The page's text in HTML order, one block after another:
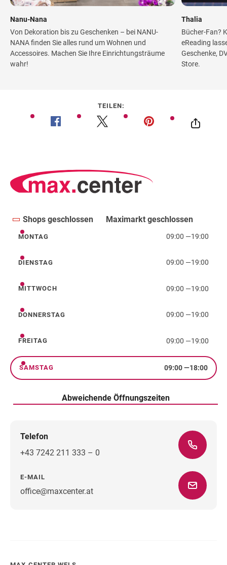
Nanu-Nana
Von Dekoration bis zu Geschenken – bei NANU-
NANA finden Sie alles rund um Wohnen und
Accessoires. Machen Sie Ihre Einrichtungsträume
wahr!
Thalia
Bücher-Fan?
eReading
Geschenke,
Store.
TEILEN:
Shops geschlossen Maximarkt geschlossen
Montag
MONTAG 09:00 —19:00
Dienstag
DIENSTAG 09:00 —19:00
Mittwoch
MITTWOCH 09:00 —19:00
Donnerstag
DONNERSTAG 09:00 —19:00
Freitag
FREITAG 09:00 —19:00
Samstag
SAMSTAG 09:00—18:00
Abweichende Öffnungszeiten
Telefon
+43 7242 211 333 – 0
E-MAIL
office@maxcenter.atWegbeschreibung